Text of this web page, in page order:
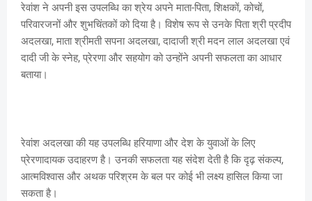
रेवांश ने अपनी इस उपलब्धि का श्रेय अपने माता-पिता, शिक्षकों, कोचों,
परिवारजनों और शुभचिंतकों को दिया है। विशेष रूप से उनके पिता श्री प्रदीप
अदलखा, माता श्रीमती सपना अदलखा, दादाजी श्री मदन लाल अदलखा एवं
दादी जी के स्नेह, प्रेरणा और सहयोग को उन्होंने अपनी सफलता का आधार
बताया।
रेवांश अदलखा की यह उपलब्धि हरियाणा और देश के युवाओं के लिए
प्रेरणादायक उदाहरण है। उनकी सफलता यह संदेश देती है कि दृढ़ संकल्प,
आत्मविश्वास और अथक परिश्रम के बल पर कोई भी लक्ष्य हासिल किया जा
सकता है।